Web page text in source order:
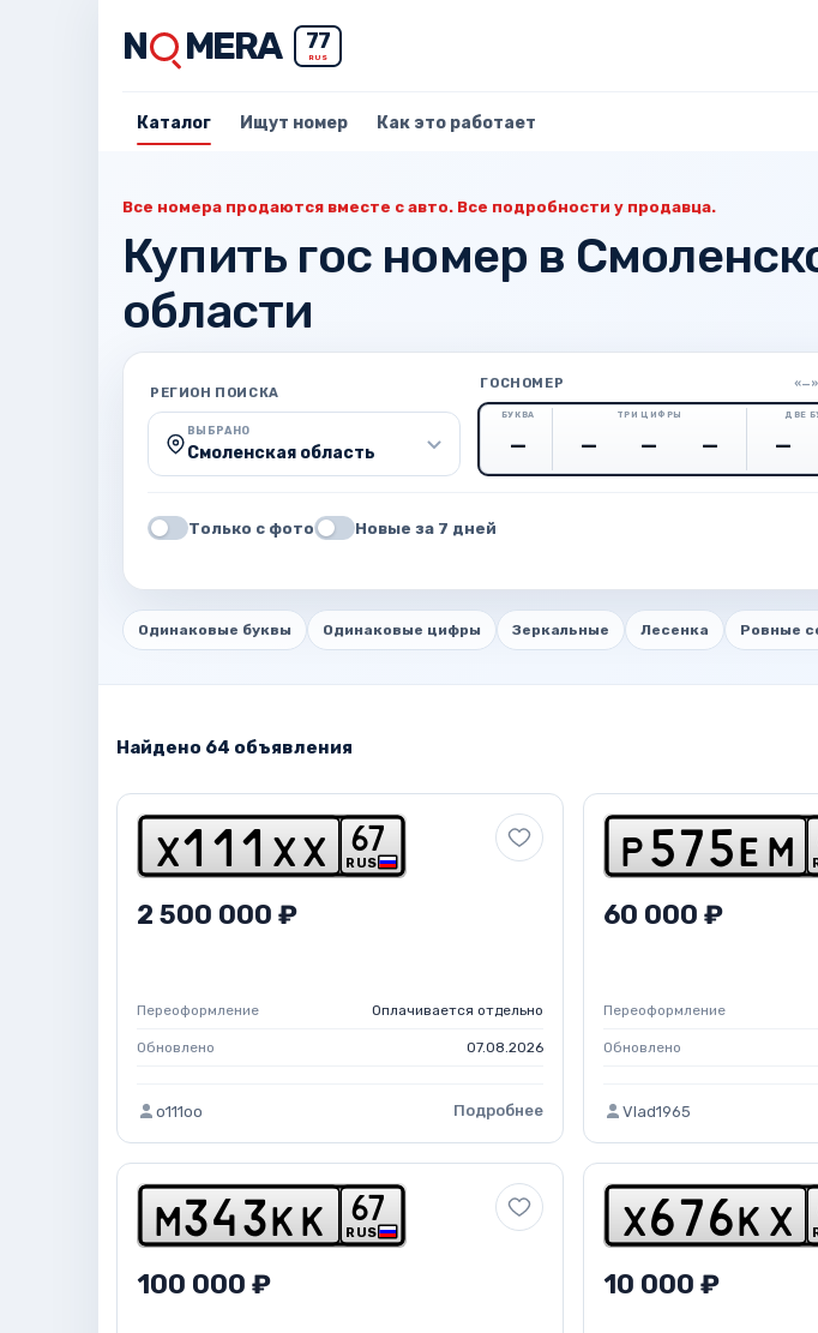
N MERA 77
RUS
Каталог Ищут номер Как это работает
Все номера продаются вместе с авто. Все подробности у продавца.
Купить гос номер в
области
РЕГИОН ПОИСКА
ВЫБРАНО
Смоленская область
ГОСНОМЕР «—»
БУКВА ТРИ ЦИФРЫ ДВЕ
Только с фото Новые за 7 дней
Одинаковые буквы Одинаковые цифры Зеркальные Лесенка Ровные
Найдено 64 объявления
x 1 1 1 x x RUS
67
2 500 000 ₽
Переоформление Оплачивается отдельно
Обновлено 07.08.2026
o111oo Подробнее
p 5 7 5 e m
60 000 ₽
Переоформление
Обновлено
Vlad1965
m 3 4 3 k k RUS
67
100 000 ₽
x 6 7 6 k x
10 000 ₽